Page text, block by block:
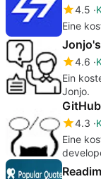
4.5
Eine
4.6
Ein
Jonjo.
4.3
Eine